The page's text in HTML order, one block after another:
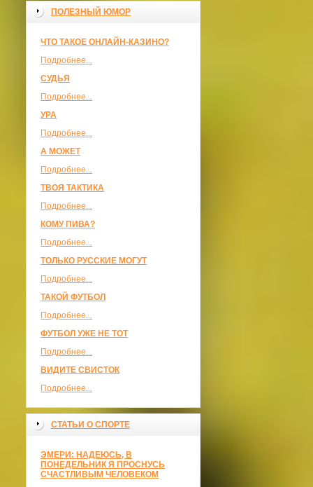
ПОЛЕЗНЫЙ ЮМОР
ЧТО ТАКОЕ ОНЛАЙН-КАЗИНО?
Подробнее...
СУДЬЯ
Подробнее...
УРА
Подробнее...
А МОЖЕТ
Подробнее...
ТВОЯ ТАКТИКА
Подробнее...
КОМУ ПИВА?
Подробнее...
ТОЛЬКО РУССКИЕ МОГУТ
Подробнее...
ТАКОЙ ФУТБОЛ
Подробнее...
ФУТБОЛ УЖЕ НЕ ТОТ
Подробнее...
ВИДИТЕ СВИСТОК
Подробнее...
СТАТЬИ О СПОРТЕ
ЭМЕРИ: НАДЕЮСЬ, В
ПОНЕДЕЛЬНИК Я ПРОСНУСЬ
СЧАСТЛИВЫМ ЧЕЛОВЕКОМ